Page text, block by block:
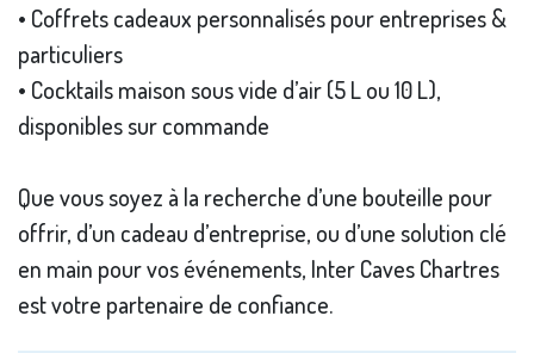
• Coffrets cadeaux personnalisés pour entreprises &
particuliers
• Cocktails maison sous vide d’air (5 L ou 10 L),
disponibles sur commande
Que vous soyez à la recherche d’une bouteille pour
offrir, d’un cadeau d’entreprise, ou d’une solution clé
en main pour vos événements, Inter Caves Chartres
est votre partenaire de confiance.